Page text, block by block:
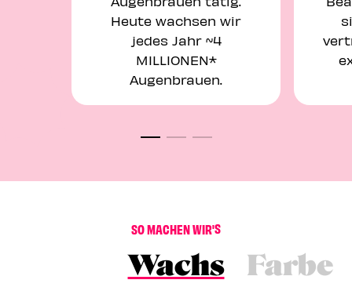
Heute wachsen wir
jedes Jahr ~4
MILLIONEN*
Augenbrauen.
SOMACHENWIR'S
Wachs Farbe